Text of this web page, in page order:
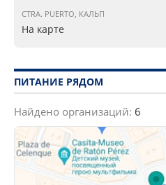
CTRA. PUERTO, КАЛЬП
На карте
ПИТАНИЕ РЯДОМ
Найдено организаций: 6